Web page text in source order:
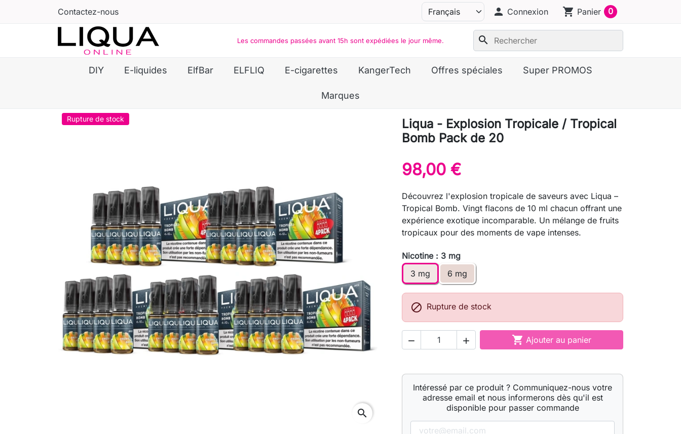
Contactez-nous person Connexion shopping_cart Panier 0
Les commandes passées avant 15h sont expédiées le jour même. search
DIY E-liquides ElfBar ELFLIQ E-cigarettes KangerTech Offres spéciales Super PROMOS
Marques
Rupture de stock
search
Liqua - Explosion Tropicale / Tropical
Bomb Pack de 20
98,00 €
Découvrez l'explosion tropicale de saveurs avec Liqua –
Tropical Bomb. Vingt flacons de 10 ml chacun offrant une
expérience exotique incomparable. Un mélange de fruits
tropicaux pour des moments de vape intenses.
Nicotine : 3 mg
3 mg
6 mg
 Rupture de stock
   Ajouter au panier
Intéressé par ce produit ? Communiquez-nous votre
adresse email et nous informerons dès qu'il est
disponible pour passer commande